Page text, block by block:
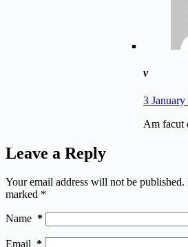
v
3
Am facut
Leave a Reply
Your email address will not be published.
marked *
Name *
Email *